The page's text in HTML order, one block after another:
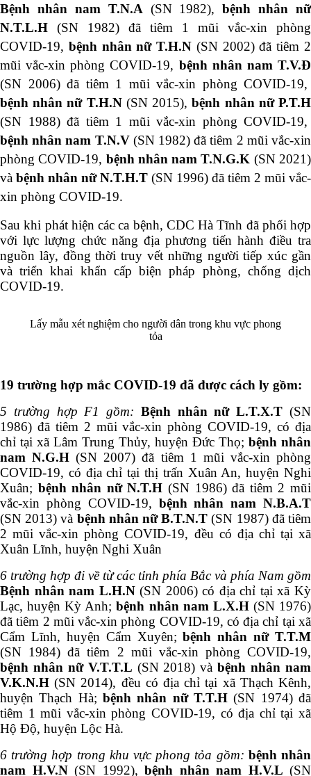
Bệnh nhân nam T.N.A (SN 1982),bệnh nhân nữ
N.T.L.H (SN 1982) đã tiêm 1
mũi vắc-xin phòng
COVID-19, bệnh nhân nữ T.H.N (SN 2002)đã tiêm 2
mũi vắc-xin phòng COVID-19, bệnh nhân nam T.V.Đ
(SN 2006)đã tiêm 1
mũi vắc-xin phòng COVID-19,
bệnh nhân nữ T.H.N(SN 2015),bệnh nhân nữ P.T.H
(SN 1988)đã tiêm 1
mũi vắc-xin phòng COVID-19,
bệnh nhân nam T.N.V(SN 1982)đã tiêm 2 mũi vắc-xin
phòng COVID-19, bệnh nhân nam T.N.G.K (SN 2021)
và bệnh nhân nữ N.T.H.T (SN 1996) đã tiêm 2 mũi vắc-
xin phòng COVID-19.
Sau khi phát hiện các ca bệnh, CDC Hà Tĩnh đã phối hợp
với lực lượng chức năng địa phương tiến hành điều tra
nguồn lây, đồng thời truy vết những người tiếp xúc gần
và triển khai khẩn cấp biện pháp phòng, chống dịch
COVID-19.
Lấy mẫu xét nghiệm cho người dân trong khu vực phong
tỏa
19 trường hợp mắc COVID-19 đã được cách ly gồm:
5 trường hợp F1 gồm: Bệnh nhân nữ L.T.X.T (SN
1986) đã tiêm 2 mũi vắc-xin phòng COVID-19, có địa
chỉ tại xã Lâm Trung Thủy, huyện Đức Thọ; bệnh nhân
nam N.G.H (SN 2007) đã tiêm 1 mũi vắc-xin phòng
COVID-19, có địa chỉ tại thị trấn Xuân An, huyện Nghi
Xuân; bệnh nhân nữ N.T.H (SN 1986) đã tiêm 2 mũi
vắc-xin phòng COVID-19, bệnh nhân nam N.B.A.T
(SN 2013) và bệnh nhân nữ B.T.N.T (SN 1987) đã tiêm
2 mũi vắc-xin phòng COVID-19, đều có địa chỉ tại xã
Xuân Lĩnh, huyện Nghi Xuân
6 trường hợp đi về từ các tỉnh phía Bắc và phía Nam gồm
Bệnh nhân nam L.H.N(SN 2006) có địa chỉ tại xã Kỳ
Lạc, huyện Kỳ Anh;bệnh nhân nam L.X.H(SN 1976)
đã tiêm 2 mũi vắc-xin phòng COVID-19, có địa chỉ tại xã
Cẩm Lĩnh, huyện Cẩm Xuyên;bệnh nhân nữ T.T.M
(SN 1984) đã tiêm 2 mũi vắc-xin phòng COVID-19,
bệnh nhân nữ V.T.T.L (SN 2018) vàbệnh nhân nam
V.K.N.H (SN 2014), đều có địa chỉ tại xã Thạch Kênh,
huyện Thạch Hà; bệnh nhân nữ T.T.H (SN 1974) đã
tiêm 1 mũi vắc-xin phòng COVID-19, có địa chỉ tại xã
Hộ Độ, huyện Lộc Hà.
6 trường hợp trong khu vực phong tỏa gồm: bệnh nhân
nam H.V.N(SN 1992), bệnh nhân nam H.V.L (SN